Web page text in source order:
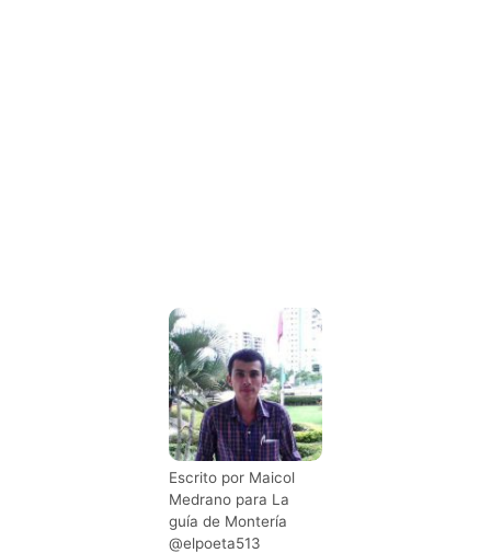
Escrito por Maicol
Medrano para La
guía de Montería
@elpoeta513